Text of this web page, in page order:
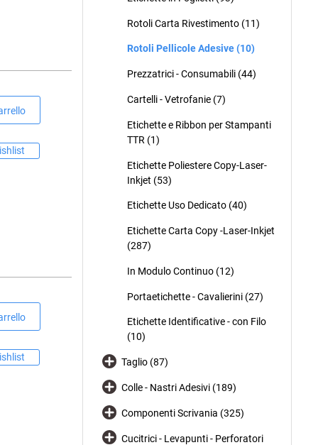
Rotoli Carta Rivestimento (11)
Rotoli Pellicole Adesive (10)
Prezzatrici - Consumabili (44)
Cartelli - Vetrofanie (7)
Etichette e Ribbon per Stampanti
TTR (1)
Etichette Poliestere Copy-Laser-
Inkjet (53)
Etichette Uso Dedicato (40)
Etichette Carta Copy -Laser-Inkjet
(287)
In Modulo Continuo (12)
Portaetichette - Cavalierini (27)
Etichette Identificative - con Filo
(10)
Taglio (87)
Colle - Nastri Adesivi (189)
Componenti Scrivania (325)
Cucitrici - Levapunti - Perforatori